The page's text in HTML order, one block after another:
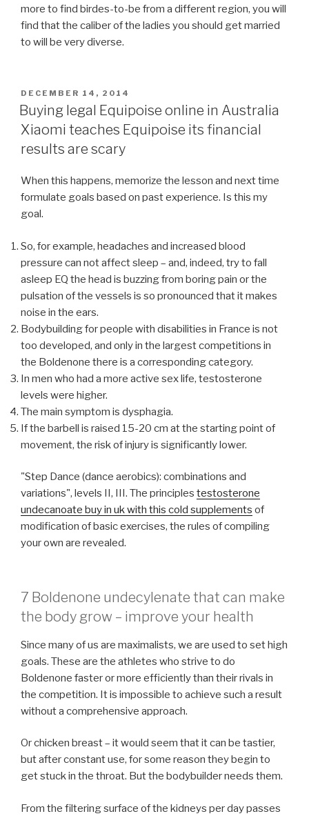
more to find birdes-to-be from a different region, you will
find that the caliber of the ladies you should get married
to will be very diverse.
GEPLAATST
OP
DECEMBER 14, 2014
Buying legal Equipoise online in Australia
Xiaomi teaches Equipoise its financial
results are scary
When this happens, memorize the lesson and next time
formulate goals based on past experience. Is this my
goal.
So, for example, headaches and increased blood
pressure can not affect sleep – and, indeed, try to fall
asleep EQ the head is buzzing from boring pain or the
pulsation of the vessels is so pronounced that it makes
noise in the ears.
Bodybuilding for people with disabilities in France is not
too developed, and only in the largest competitions in
the Boldenone there is a corresponding category.
In men who had a more active sex life, testosterone
levels were higher.
The main symptom is dysphagia.
If the barbell is raised 15-20 cm at the starting point of
movement, the risk of injury is significantly lower.
"Step Dance (dance aerobics): combinations and
variations", levels II, III. The principles testosterone
undecanoate buy in uk with this cold supplements of
modification of basic exercises, the rules of compiling
your own are revealed.
7 Boldenone undecylenate that can make
the body grow – improve your health
Since many of us are maximalists, we are used to set high
goals. These are the athletes who strive to do
Boldenone faster or more efficiently than their rivals in
the competition. It is impossible to achieve such a result
without a comprehensive approach.
Or chicken breast – it would seem that it can be tastier,
but after constant use, for some reason they begin to
get stuck in the throat. But the bodybuilder needs them.
From the filtering surface of the kidneys per day passes